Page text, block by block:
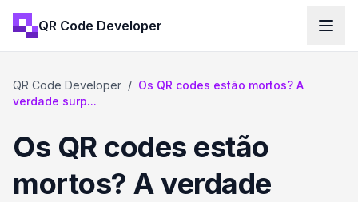
QR Code Developer
QR Code Developer / Os QR codes estão mortos? A
verdade surp...
Os QR codes estão
mortos? A verdade